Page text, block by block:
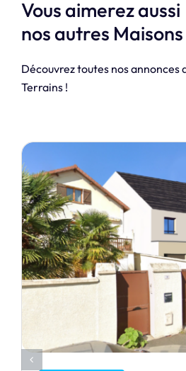
Vous aimerez aussi
nos autres
Découvrez toutes nos annonces
Terrains !